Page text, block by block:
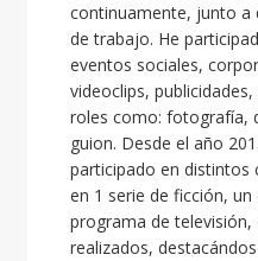
continuamente, junto a
de trabajo. He
eventos sociales,
videoclips,
roles como: fotografía,
guion. Desde el año
participado en
en 1 serie de ficción,
programa de
realizados,